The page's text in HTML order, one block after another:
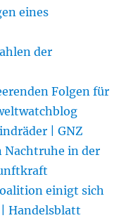
eines
der
Folgen für
| GNZ
in der
einigt sich
Handelsblatt